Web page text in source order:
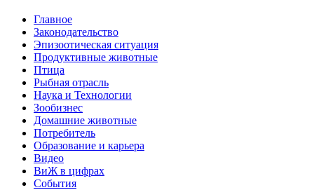
Главное
Законодательство
Эпизоотическая ситуация
Продуктивные животные
Птица
Рыбная отрасль
Наука и Технологии
Зообизнес
Домашние животные
Потребитель
Образование и карьера
Видео
ВиЖ в цифрах
События